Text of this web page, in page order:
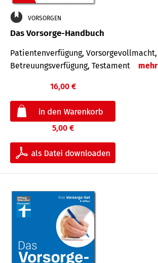
VORSORGEN
Das Vorsorge-Handbuch
Patientenverfügung, Vorsorgevollmacht,
Betreuungsverfügung, Testament
mehr
16,00 €
5,00 €